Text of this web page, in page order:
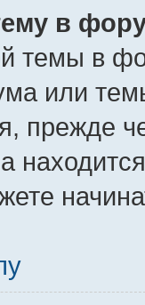
в
темы в
или
прежде